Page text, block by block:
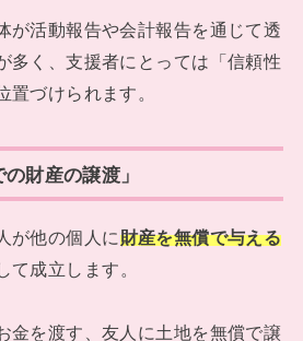
が活動報告や会計報告を通じて透
多く、支援者にとっては「信頼性
づけられます。
財産の譲渡」
が他の個人に財産を無償で与える
成立します。
金を渡す、友人に土地を無償で譲